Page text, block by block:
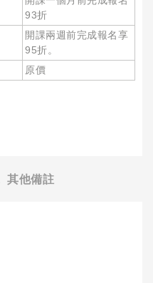
93折
開課兩週前完成報名享
95折。
原價
其他備註